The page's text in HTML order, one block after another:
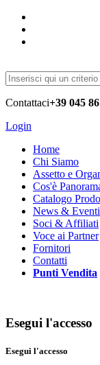
Contattaci+39 045
Login
Home
Chi Siamo
Assetto e
Cos'è
Catalogo
News & Eventi
Soci & Affiliati
Voce ai Partner
Fornitori
Contatti
Punti Vendita
Esegui l'accesso
Esegui l'accesso